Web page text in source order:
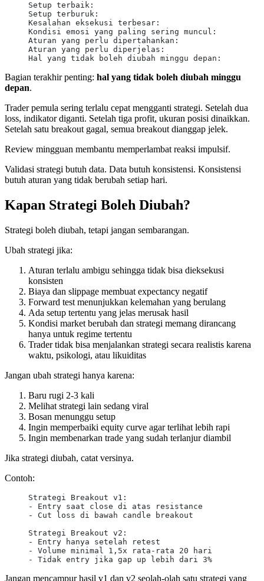
Setup terbaik:
Setup terburuk:
Kesalahan eksekusi terbesar:
Kondisi emosi yang paling sering muncul:
Aturan yang perlu dipertahankan:
Aturan yang perlu diperjelas:
Hal yang tidak boleh diubah minggu depan:
Bagian terakhir penting: hal yang tidak boleh diubah minggu
depan.
Trader pemula sering terlalu cepat mengganti strategi. Setelah dua
loss, indikator diganti. Setelah tiga profit, ukuran posisi dinaikkan.
Setelah satu breakout gagal, semua breakout dianggap jelek.
Review mingguan membantu memperlambat reaksi impulsif.
Validasi strategi butuh data. Data butuh konsistensi. Konsistensi
butuh aturan yang tidak berubah setiap hari.
Kapan Strategi Boleh Diubah?
Strategi boleh diubah, tetapi jangan sembarangan.
Ubah strategi jika:
Aturan terlalu ambigu sehingga tidak bisa dieksekusi
konsisten
Biaya dan slippage membuat expectancy negatif
Forward test menunjukkan kelemahan yang berulang
Ada setup tertentu yang jelas merusak hasil
Kondisi market berubah dan strategi memang dirancang
hanya untuk regime tertentu
Trader tidak bisa menjalankan strategi secara realistis karena
waktu, psikologi, atau likuiditas
Jangan ubah strategi hanya karena:
Baru rugi 2-3 kali
Melihat strategi lain sedang viral
Bosan menunggu setup
Ingin memperbaiki equity curve agar terlihat lebih rapi
Ingin membenarkan trade yang sudah terlanjur diambil
Jika strategi diubah, catat versinya.
Contoh:
Strategi Breakout v1:
- Entry saat close di atas resistance
- Cut loss di bawah candle breakout
Strategi Breakout v2:
- Entry hanya setelah retest
- Volume minimal 1,5x rata-rata 20 hari
- Tidak entry jika gap up lebih dari 3%
Jangan mencampur hasil v1 dan v2 seolah-olah satu strategi yang